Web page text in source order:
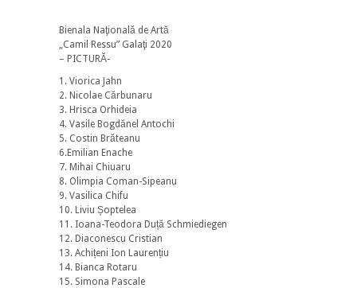
Bienala Naţională de Artă
„Camil Ressu” Galaţi 2020
– PICTURĂ-
1. Viorica Jahn
2. Nicolae Cărbunaru
3. Hrisca Orhideia
4. Vasile Bogdănel Antochi
5. Costin Brăteanu
6.Emilian Enache
7. Mihai Chiuaru
8. Olimpia Coman-Sipeanu
9. Vasilica Chifu
10. Liviu Șoptelea
11. Ioana-Teodora Duță Schmiediegen
12. Diaconescu Cristian
13. Achițeni Ion Laurențiu
14. Bianca Rotaru
15. Simona Pascale